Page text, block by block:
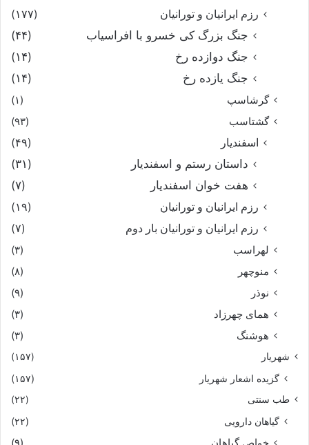
رزم ایرانیان و تورانیان
(۱۷۷)
جنگ بزرگ کی خسرو با افراسیاب
(۴۴)
جنگ دوازده رخ
(۱۴)
جنگ یازده رخ
(۱۴)
گرشاسپ
(۱)
گشتاسب
(۹۳)
اسفندیار
(۴۹)
داستان رستم و اسفندیار
(۳۱)
هفت خوان اسفندیار
(۷)
رزم ایرانیان و تورانیان
(۱۹)
رزم ایرانیان و تورانیان بار دوم
(۷)
لهراسب
(۳)
منوچهر
(۸)
نوذر
(۹)
هماى چهرزاد
(۳)
هوشنگ
(۳)
شهریار (۱۵۷)
گزیده اشعار شهریار (۱۵۷)
طب سنتی (۲۲)
گیاهان دارویی (۲۲)